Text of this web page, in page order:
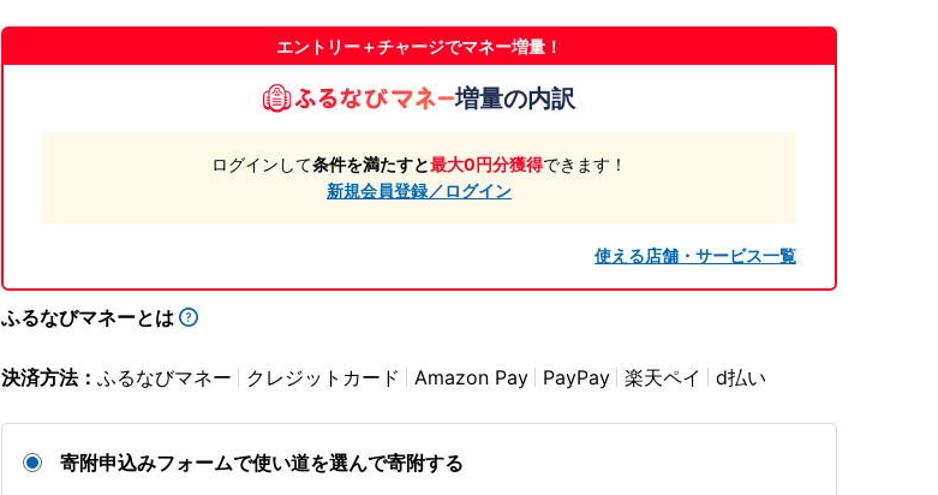
エントリー＋チャージでマネー増量！
増量の内訳
ログインして条件を満たすと最大0円分獲得できます！
新規会員登録／ログイン
使える店舗・サービス一覧
ふるなびマネーとは
決済方法： ふるなびマネー クレジットカード Amazon Pay PayPay 楽天ペイ d払い
寄附申込みフォームで使い道を選んで寄附する